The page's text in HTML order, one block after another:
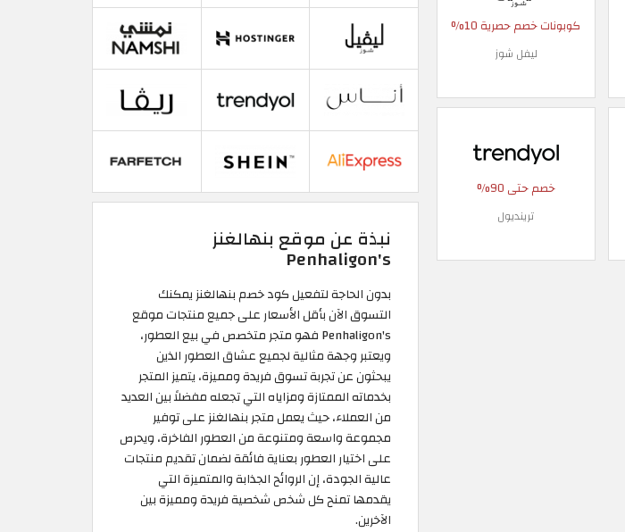
كوبونات خصم حصرية 10%
ليفل شوز
خصم حتى 90%
ترينديول
نبذة عن موقع بنهالغنز
Penhaligon's
بدون الحاجة لتفعيل كود خصم بنهالغنز يمكنك
التسوق الآن بأقل الأسعار على جميع منتجات موقع
Penhaligon's فهو متجر متخصص في بيع العطور،
ويعتبر وجهة مثالية لجميع عشاق العطور الذين
يبحثون عن تجربة تسوق فريدة ومميزة، يتميز المتجر
بخدماته الممتازة ومزاياه التي تجعله مفضلاً بين العديد
من العملاء، حيث يعمل متجر بنهالغنز على توفير
مجموعة واسعة ومتنوعة من العطور الفاخرة، ويحرص
على اختيار العطور بعناية فائقة لضمان تقديم منتجات
عالية الجودة، إن الروائح الجذابة والمتميزة التي
يقدمها تمنح كل شخص شخصية فريدة ومميزة بين
الآخرين.